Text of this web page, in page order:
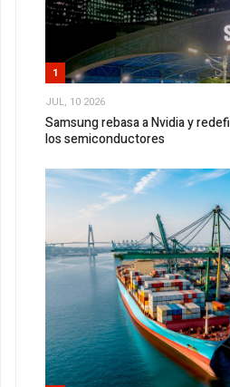
1
JUL, 10 2026
Samsung rebasa a Nvidia y
los semiconductores